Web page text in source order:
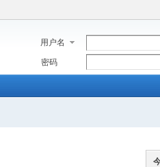
用户名
密码